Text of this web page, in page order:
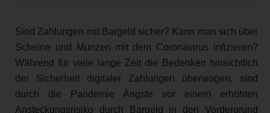
Sind Zahlungen mit Bargeld sicher? Kann man sich über
Scheine und Münzen mit dem Coronavirus infizieren?
Während für viele lange Zeit die Bedenken hinsichtlich
der Sicherheit digitaler Zahlungen überwogen, sind
durch die Pandemie Ängste vor einem erhöhten
Ansteckungsrisiko durch Bargeld in den Vordergrund